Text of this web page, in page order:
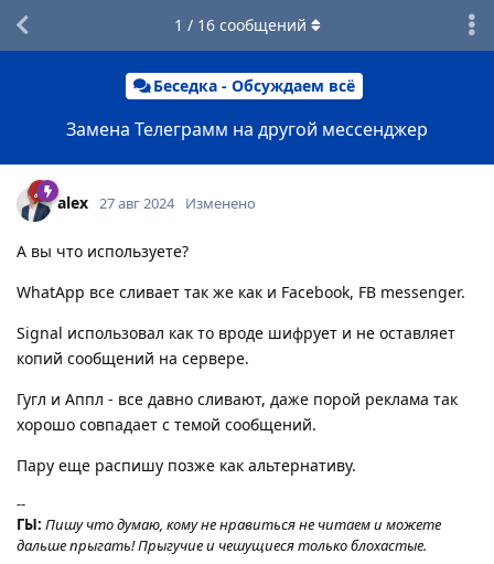
Беседка - Обсуждаем всё
Замена Телеграмм на другой мессенджер
1 / 16сообщений
alex 27 авг 2024 Изменено
А вы что используете?
WhatApp все сливает так же как и Facebook, FB messenger.
Signal использовал как то вроде шифрует и не оставляет
копий сообщений на сервере.
Гугл и Аппл - все давно сливают, даже порой реклама так
хорошо совпадает с темой сообщений.
Пару еще распишу позже как альтернативу.
--
ГЫ: Пишу что думаю, кому не нравиться не читаем и можете
дальше прыгать! Прыгучие и чешущиеся только блохастые.